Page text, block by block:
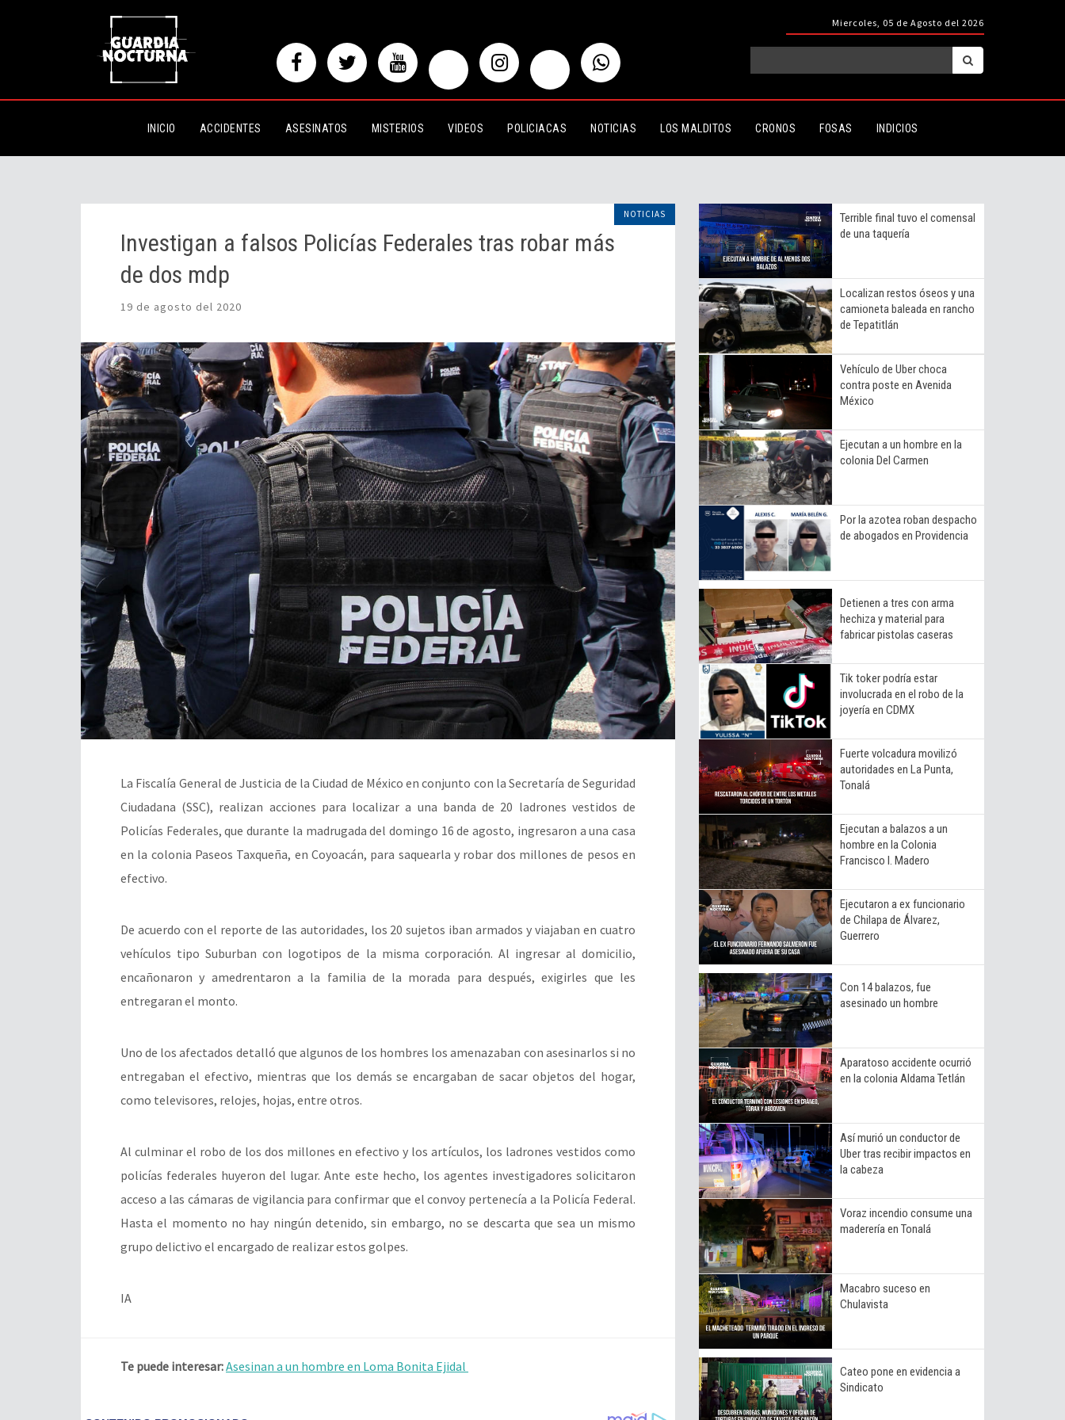
Miercoles, 05 de Agosto del 2026
INICIO ACCIDENTES ASESINATOS MISTERIOS VIDEOS POLICIACAS NOTICIAS LOS MALDITOS CRONOS FOSAS INDICIOS
Investigan a falsos Policías Federales tras robar más de dos mdp
NOTICIAS
Investigan a falsos Policías Federales tras robar más
de dos mdp
19 de agosto del 2020
La Fiscalía General de Justicia de la Ciudad de México en conjunto con la Secretaría de Seguridad
Ciudadana (SSC), realizan acciones para localizar a una banda de 20 ladrones vestidos de
Policías Federales, que durante la madrugada del domingo 16 de agosto, ingresaron a una casa
en la colonia Paseos Taxqueña, en Coyoacán, para saquearla y robar dos millones de pesos en
efectivo.
De acuerdo con el reporte de las autoridades, los 20 sujetos iban armados y viajaban en cuatro
vehículos tipo Suburban con logotipos de la misma corporación. Al ingresar al domicilio,
encañonaron y amedrentaron a la familia de la morada para después, exigirles que les
entregaran el monto.
Uno de los afectados detalló que algunos de los hombres los amenazaban con asesinarlos si no
entregaban el efectivo, mientras que los demás se encargaban de sacar objetos del hogar,
como televisores, relojes, hojas, entre otros.
Al culminar el robo de los dos millones en efectivo y los artículos, los ladrones vestidos como
policías federales huyeron del lugar. Ante este hecho, los agentes investigadores solicitaron
acceso a las cámaras de vigilancia para confirmar que el convoy pertenecía a la Policía Federal.
Hasta el momento no hay ningún detenido, sin embargo, no se descarta que sea un mismo
grupo delictivo el encargado de realizar estos golpes.
IA
Te puede interesar:Asesinan a un hombre en Loma Bonita Ejidal
Terrible final tuvo el comensal
de una taquería
Localizan restos óseos y una
camioneta baleada en rancho
de Tepatitlán
Vehículo de Uber choca
contra poste en Avenida
México
Ejecutan a un hombre en la
colonia Del Carmen
Por la azotea roban despacho
de abogados en Providencia
Detienen a tres con arma
hechiza y material para
fabricar pistolas caseras
Tik toker podría estar
involucrada en el robo de la
joyería en CDMX
Fuerte volcadura movilizó
autoridades en La Punta,
Tonalá
Ejecutan a balazos a un
hombre en la Colonia
Francisco I. Madero
Ejecutaron a ex funcionario
de Chilapa de Álvarez,
Guerrero
Con 14 balazos, fue
asesinado un hombre
Aparatoso accidente ocurrió
en la colonia Aldama Tetlán
Así murió un conductor de
Uber tras recibir impactos en
la cabeza
Voraz incendio consume una
maderería en Tonalá
Macabro suceso en
Chulavista
Cateo pone en evidencia a
Sindicato